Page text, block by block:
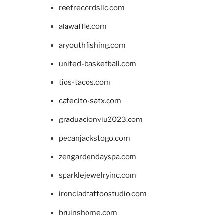
reefrecordsllc.com
alawaffle.com
aryouthfishing.com
united-basketball.com
tios-tacos.com
cafecito-satx.com
graduacionviu2023.com
pecanjackstogo.com
zengardendayspa.com
sparklejewelryinc.com
ironcladtattoostudio.com
bruinshome.com